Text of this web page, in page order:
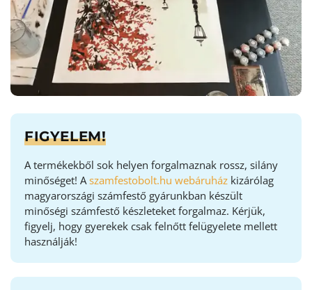
FIGYELEM!
A termékekből sok helyen forgalmaznak rossz, silány
minőséget! A szamfestobolt.hu webáruház kizárólag
magyarországi számfestő gyárunkban készült
minőségi számfestő készleteket forgalmaz. Kérjük,
figyelj, hogy gyerekek csak felnőtt felügyelete mellett
használják!